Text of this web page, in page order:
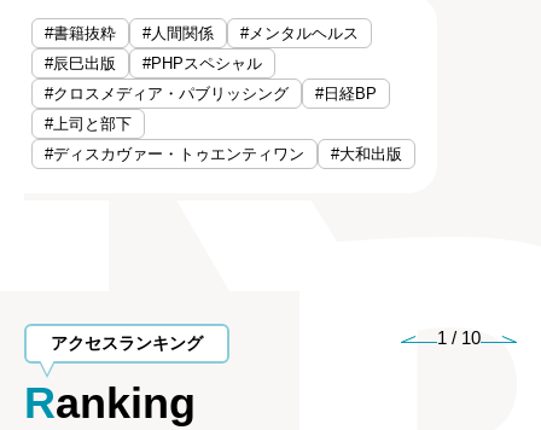
#書籍抜粋 #人間関係
#メンタルヘルス
#辰巳出版
#PHPスペシャル
#クロスメディア・パブリッシング
#日経BP
#上司と部下
#ディスカヴァー・トゥエンティワン
#大和出版
アクセスランキング
Ranking
1 / 10